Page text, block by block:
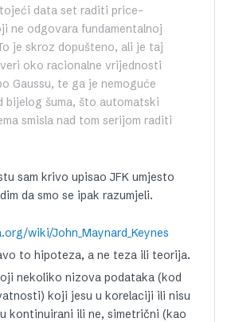
data set raditi price-
ne odgovara fundamentalnoj
je skroz dopušteno, ali je taj
oko racionalne vrijednosti
Gaussu, te ga je nemoguće
bijelog šuma, što automatski
smisla nad tom serijom raditi
sam krivo upisao JFK umjesto
da smo se ipak razumjeli.
wiki/John_Maynard_Keynes
to hipoteza, a ne teza ili teorija.
nekoliko nizova podataka (kod
koji jesu u korelaciji ili nisu
kontinuirani ili ne, simetrični (kao